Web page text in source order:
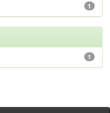
1
1